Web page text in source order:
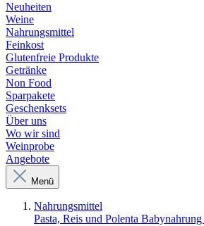
Neuheiten
Weine
Nahrungsmittel
Feinkost
Glutenfreie Produkte
Getränke
Non Food
Sparpakete
Geschenksets
Über uns
Wo wir sind
Weinprobe
Angebote
Menü
Nahrungsmittel
Pasta, Reis und Polenta Babynahrung